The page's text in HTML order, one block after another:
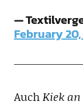
—
February
AuchKiek an